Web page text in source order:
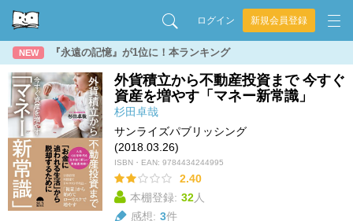
ログイン 新規会員登録
NEW 『永遠の記憶』が1位に！本ランキング
外貨積立から不動産投資まで 今すぐ
資産を増やす「マネー新常識」
杉田卓哉
サンライズパブリッシング
(2018.03.26)
ISBN・EAN: 9784434244995
2.40
本棚登録: 32人
感想: 3件